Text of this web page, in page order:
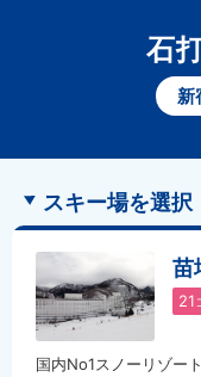
石
新
スキー場を選択
苗
21
国内No1スノーリゾー